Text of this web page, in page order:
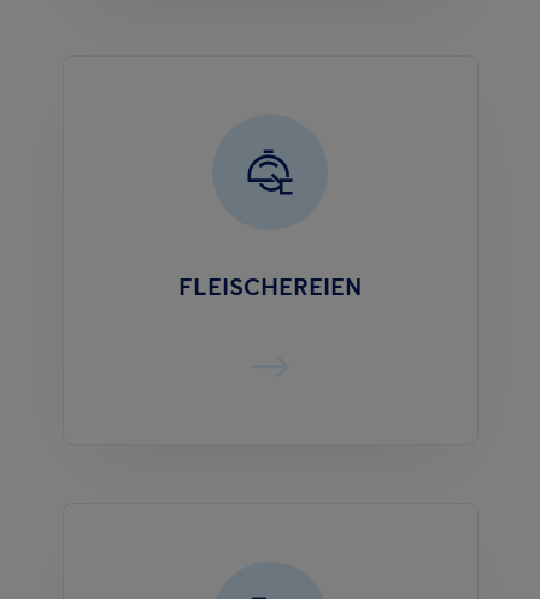
FLEISCHEREIEN